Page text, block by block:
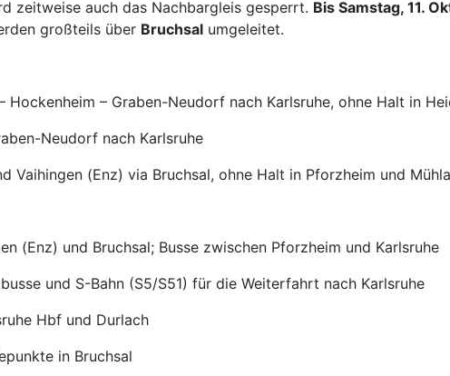
zeitweise auch das Nachbargleis gesperrt. Bis Samstag, 11.
großteils über Bruchsal umgeleitet.
Hockenheim – Graben-Neudorf nach Karlsruhe, ohne Halt in
Neudorf nach Karlsruhe
Vaihingen (Enz) via Bruchsal, ohne Halt in Pforzheim und
(Enz) und Bruchsal; Busse zwischen Pforzheim und Karlsruhe
und S-Bahn (S5/S51) für die Weiterfahrt nach Karlsruhe
Hbf und Durlach
in Bruchsal